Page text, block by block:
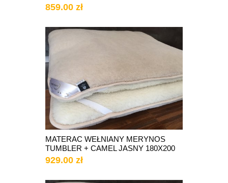
859.00 zł
MATERAC WEŁNIANY MERYNOS
TUMBLER + CAMEL JASNY 180X200
929.00 zł